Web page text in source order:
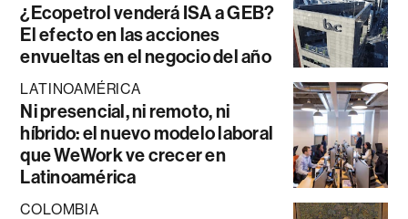
¿Ecopetrol venderá ISA a GEB?
El efecto en las acciones
envueltas en el negocio del año
LATINOAMÉRICA
Ni presencial, ni remoto, ni
híbrido: el nuevo modelo laboral
que WeWork ve crecer en
Latinoamérica
COLOMBIA